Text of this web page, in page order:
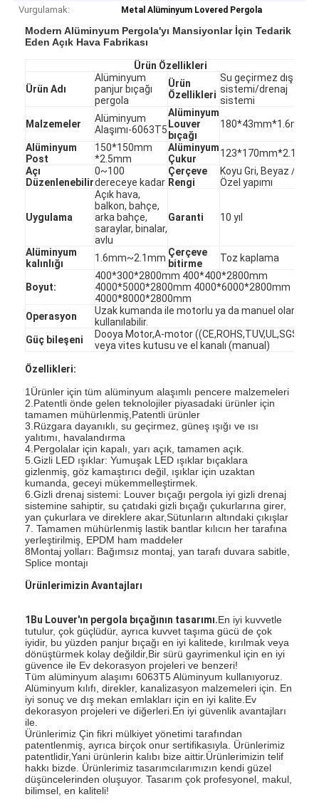
Evde
Ürün
Videolar
Hakkımızda
Fabrika turu
Kalite Kontrolü
Vurgulamak:
Metal Alüminyum Lovered Pergola
Modern Alüminyum Pergola'yı Mansiyonlar İçin Tedarik
Eden Açık Hava Fabrikası
Ürün Özellikleri
Ürün Adı
Alüminyum
panjur bıçağı
pergola
Ürün
Özellikleri
Su geçirmez dış çatı
sistemi/drenaj
sistemi
Malzemeler
Alüminyum
Alaşımı-6063T5
Alüminyum
Louver
bıçağı
180*43mm*1.6mm
Alüminyum
Post
150*150mm
*2.5mm
Alüminyum
Çukur
123*170mm*2.1mm
Açı
Düzenlenebilir
0~100
dereceye kadar
Çerçeve
Rengi
Koyu Gri, Beyaz /
Özel yapımı
Uygulama
Açık hava,
balkon, bahçe,
arka bahçe,
saraylar, binalar,
avlu
Garanti 10 yıl
Alüminyum
kalınlığı
1.6mm~2.1mm Çerçeve
bitirme
Toz kaplama
Boyut:
400*300*2800mm 400*400*2800mm
4000*5000*2800mm 4000*6000*2800mm
4000*8000*2800mm
Operasyon
Uzak kumanda ile motorlu ya da manuel olarak
kullanılabilir.
Güç bileşeni
Dooya Motor,A-motor ((CE,ROHS,TUV,UL,SGS)
veya vites kutusu ve el kanalı (manual)
Özellikleri:
1Ürünler için tüm alüminyum alaşımlı pencere malzemeleri
2.Patentli önde gelen teknolojiler piyasadaki ürünler için
tamamen mühürlenmiş,Patentli ürünler
3.Rüzgara dayanıklı, su geçirmez, güneş ışığı ve ısı
yalıtımı, havalandırma
4.Pergolalar için kapalı, yarı açık, tamamen açık.
5.Gizli LED ışıklar: Yumuşak LED ışıklar bıçaklara
gizlenmiş, göz kamaştırıcı değil, ışıklar için uzaktan
kumanda, geceyi mükemmelleştirmek.
6.Gizli drenaj sistemi: Louver bıçağı pergola iyi gizli drenaj
sistemine sahiptir, su çatıdaki gizli bıçağı çukurlarına girer,
yan çukurlara ve direklere akar,Sütunların altındaki çıkışlar
7. Tamamen mühürlenmiş lastik bantlar kılıcın her tarafına
yerleştirilmiş, EPDM ham maddeler
8Montaj yolları: Bağımsız montaj, yan tarafı duvara sabitle,
Splice montajı
Ürünlerimizin Avantajları
1Bu Louver'ın pergola bıçağının tasarımı.En iyi kuvvetle
tutulur, çok güçlüdür, ayrıca kuvvet taşıma gücü de çok
iyidir, bu yüzden panjur bıçağı en iyi kalitede, kırılmak veya
dönüştürmek kolay değildir,Bir sürü gayrimenkul için en iyi
güvence ile Ev dekorasyon projeleri ve benzeri!
Tüm alüminyum alaşımı 6063T5 Alüminyum kullanıyoruz.
Alüminyum kılıfı, direkler, kanalizasyon malzemeleri için. En
iyi sonuç ve dış mekan emlakları için en iyi kalite.Ev
dekorasyon projeleri ve diğerleri.En iyi güvenlik avantajları
ile.
Ürünlerimiz Çin fikri mülkiyet yönetimi tarafından
patentlenmiş, ayrıca birçok onur sertifikasıyla. Ürünlerimiz
patentlidir,Yani ürünlerin kalıbı bize aittir.Ürünlerimizin telif
hakkı bizde. Ürünlerimiz tasarımcılarımızın kendi güzel
düşüncelerinden oluşuyor. Tasarım çok profesyonel, makul,
bilimsel, en kaliteli!